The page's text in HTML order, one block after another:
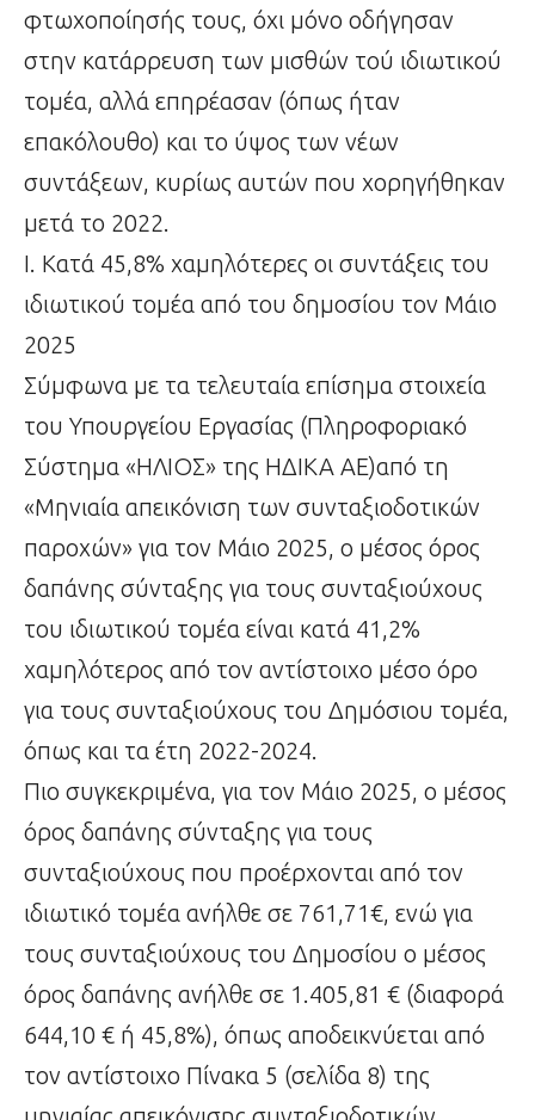
φτωχοποίησής τους, όχι μόνο οδήγησαν
στην κατάρρευση των μισθών τού ιδιωτικού
τομέα, αλλά επηρέασαν (όπως ήταν
επακόλουθο) και το ύψος των νέων
συντάξεων, κυρίως αυτών που χορηγήθηκαν
μετά το 2022.
Ι. Κατά 45,8% χαμηλότερες οι συντάξεις του
ιδιωτικού τομέα από του δημοσίου τον Μάιο
2025
Σύμφωνα με τα τελευταία επίσημα στοιχεία
του Υπουργείου Εργασίας (Πληροφοριακό
Σύστημα «ΗΛΙΟΣ» της ΗΔΙΚΑ ΑΕ)από τη
«Μηνιαία απεικόνιση των συνταξιοδοτικών
παροχών» για τον Μάιο 2025, ο μέσος όρος
δαπάνης σύνταξης για τους συνταξιούχους
του ιδιωτικού τομέα είναι κατά 41,2%
χαμηλότερος από τον αντίστοιχο μέσο όρο
για τους συνταξιούχους του Δημόσιου τομέα,
όπως και τα έτη 2022-2024.
Πιο συγκεκριμένα, για τον Μάιο 2025, ο μέσος
όρος δαπάνης σύνταξης για τους
συνταξιούχους που προέρχονται από τον
ιδιωτικό τομέα ανήλθε σε 761,71€, ενώ για
τους συνταξιούχους του Δημοσίου ο μέσος
όρος δαπάνης ανήλθε σε 1.405,81 € (διαφορά
644,10 € ή 45,8%), όπως αποδεικνύεται από
τον αντίστοιχο Πίνακα 5 (σελίδα 8) της